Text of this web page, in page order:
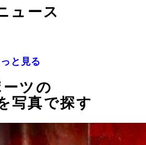
ュース
と見る
ツの
写真で探す